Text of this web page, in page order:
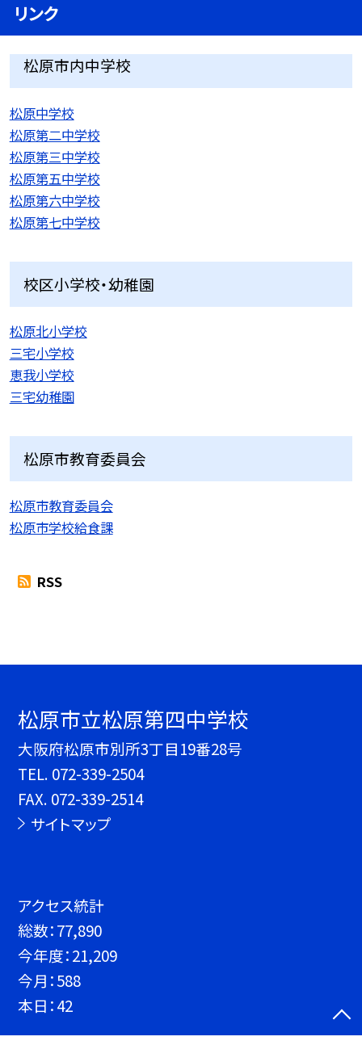
リンク
松原市内中学校
松原中学校
松原第二中学校
松原第三中学校
松原第五中学校
松原第六中学校
松原第七中学校
校区小学校・幼稚園
松原北小学校
三宅小学校
恵我小学校
三宅幼稚園
松原市教育委員会
松原市教育委員会
松原市学校給食課
RSS
松原市立松原第四中学校
大阪府松原市別所3丁目19番28号
TEL. 072-339-2504
FAX. 072-339-2514
サイトマップ
アクセス統計
総数：77,890
今年度：21,209
今月：588
本日：42